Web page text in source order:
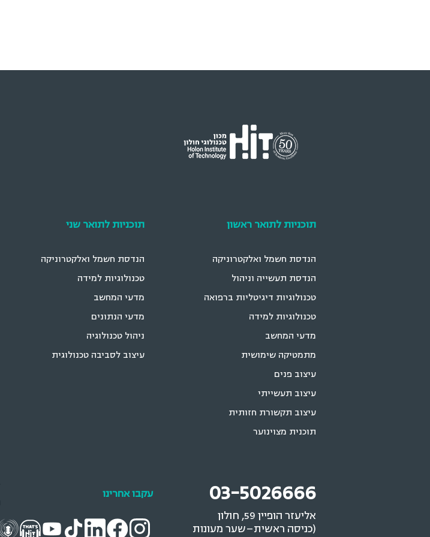
תוכניות לתואר ראשון
הנדסת חשמל ואלקטרוניקה
הנדסת תעשייה וניהול
טכנולוגיות דיגיטליות ברפואה
טכנולוגיות למידה
מדעי המחשב
מתמטיקה שימושית
עיצוב פנים
עיצוב תעשייתי
עיצוב תקשורת חזותית
תוכנית מצוינוער
תוכניות לתואר שני
הנדסת חשמל ואלקטרוניקה
טכנולוגיות למידה
מדעי המחשב
מדעי הנתונים
ניהול טכנולוגיה
עיצוב לסביבה טכנולוגית
03-5026666
אליעזר הופיין 59, חולון
(כניסה ראשית–שער מעונות
עקבו אחרינו